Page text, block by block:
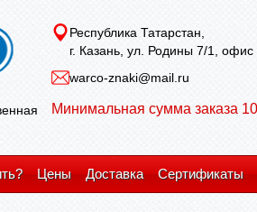
Республика Татарстан,
г. Казань, ул. Родины 7/1, офис
warco-znaki@mail.ru
Минимальная сумма заказа
Цены Доставка Сертификаты